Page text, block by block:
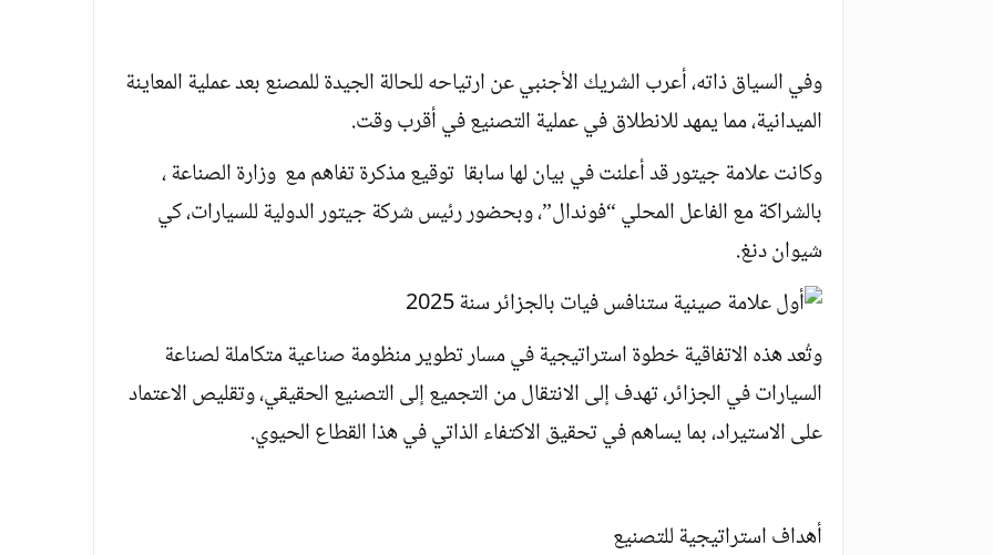
وفي السياق ذاته، أعرب الشريك الأجنبي عن ارتياحه للحالة الجيدة للمصنع بعد عملية المعاينة
الميدانية، مما يمهد للانطلاق في عملية التصنيع في أقرب وقت.
وكانت علامة جيتور قد أعلنت في بيان لها سابقا توقيع مذكرة تفاهم مع وزارة الصناعة ،
بالشراكة مع الفاعل المحلي “فوندال”، وبحضور رئيس شركة جيتور الدولية للسيارات، كي
شيوان دنغ.
وتُعد هذه الاتفاقية خطوة استراتيجية في مسار تطوير منظومة صناعية متكاملة لصناعة
السيارات في الجزائر، تهدف إلى الانتقال من التجميع إلى التصنيع الحقيقي، وتقليص الاعتماد
على الاستيراد، بما يساهم في تحقيق الاكتفاء الذاتي في هذا القطاع الحيوي.
أهداف استراتيجية للتصنيع